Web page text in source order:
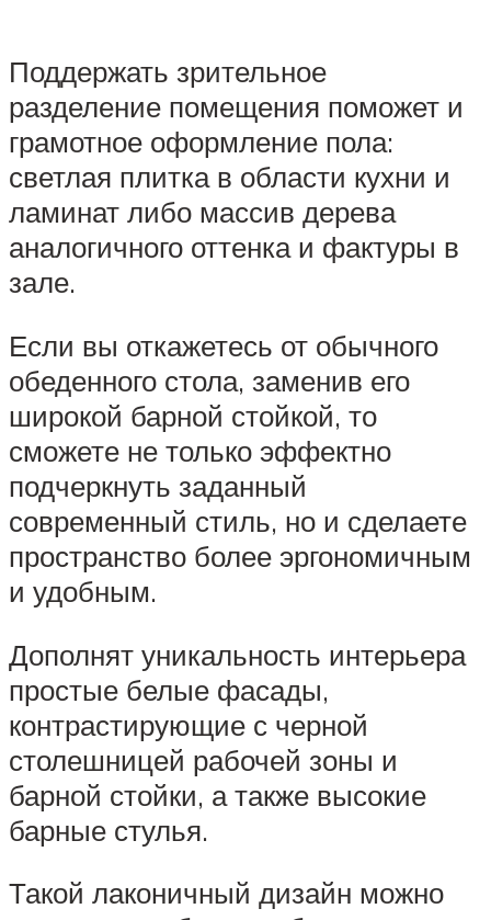
Поддержать зрительное
разделение помещения поможет и
грамотное оформление пола:
светлая плитка в области кухни и
ламинат либо массив дерева
аналогичного оттенка и фактуры в
зале.
Если вы откажетесь от обычного
обеденного стола, заменив его
широкой барной стойкой, то
сможете не только эффектно
подчеркнуть заданный
современный стиль, но и сделаете
пространство более эргономичным
и удобным.
Дополнят уникальность интерьера
простые белые фасады,
контрастирующие с черной
столешницей рабочей зоны и
барной стойки, а также высокие
барные стулья.
Такой лаконичный дизайн можно